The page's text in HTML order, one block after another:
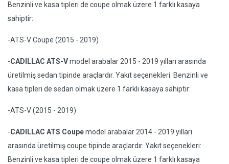
Benzinli ve kasa tipleri de coupe olmak üzere 1 farklı kasaya
sahiptir:
-ATS-V Coupe (2015 - 2019)
-CADILLAC ATS-Vmodel arabalar 2015 - 2019 yılları arasında
üretilmiş sedan tipinde araçlardır. Yakıt seçenekleri: Benzinli ve
kasa tipleri de sedan olmak üzere 1 farklı kasaya sahiptir:
-ATS-V (2015 - 2019)
-CADILLAC ATS Coupemodel arabalar 2014 - 2019 yılları
arasında üretilmiş coupe tipinde araçlardır. Yakıt seçenekleri:
Benzinli ve kasa tipleri de coupe olmak üzere 1 farklı kasaya